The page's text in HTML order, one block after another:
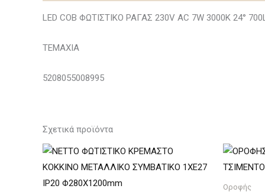
LED COB ΦΩΤΙΣΤΙΚΟ ΡΑΓΑΣ 230V AC 7W 3000K 24°
ΤΕΜΑΧΙΑ
5208055008995
Σχετικά προϊόντα
Οροφής